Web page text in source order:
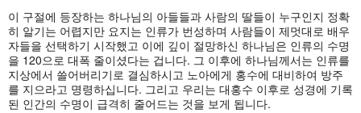
이 구절에 등장하는 하나님의 아들들과 사람의 딸들이 누구인지 정확
히 알기는 어렵지만 요지는 인류가 번성하며 사람들이 제멋대로 배우
자들을 선택하기 시작했고 이에 깊이 절망하신 하나님은 인류의 수명
을 120으로 대폭 줄이셨다는 겁니다. 그 이후에 하나님께서는 인류를
지상에서 쓸어버리기로 결심하시고 노아에게 홍수에 대비하여 방주
를 지으라고 명령하십니다. 그리고 우리는 대홍수 이후로 성경에 기록
된 인간의 수명이 급격히 줄어드는 것을 보게 됩니다.